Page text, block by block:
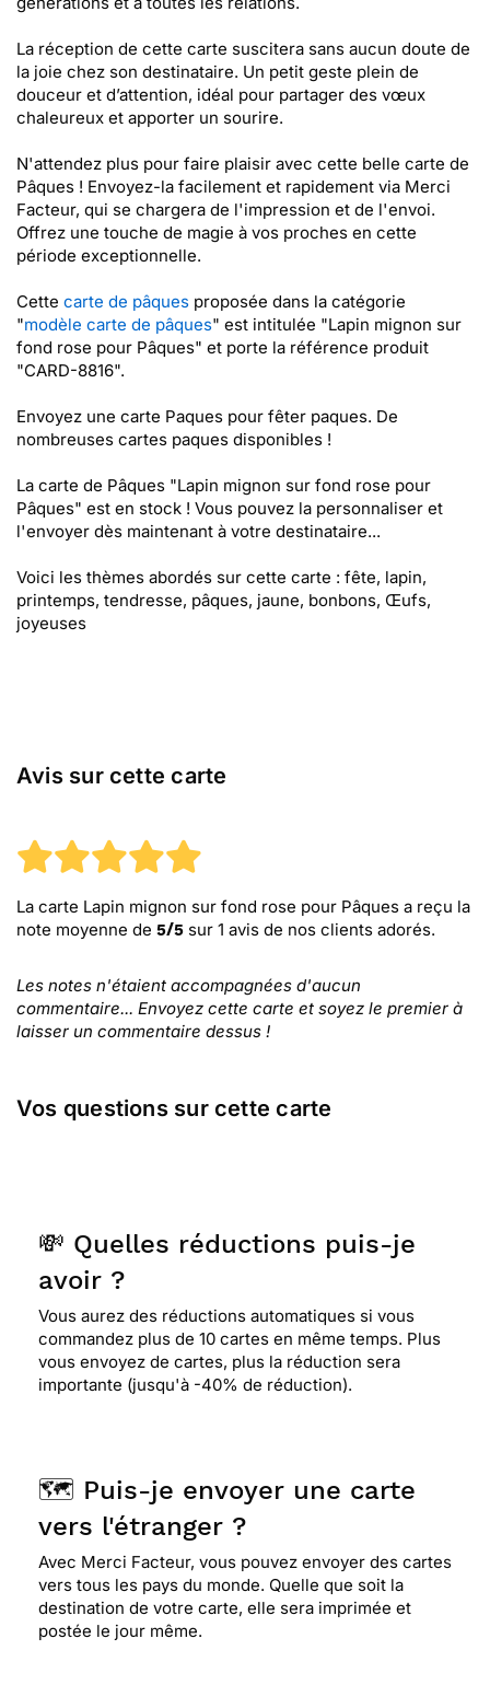
La réception de cette carte suscitera sans aucun doute de
la joie chez son destinataire. Un petit geste plein de
douceur et d’attention, idéal pour partager des vœux
chaleureux et apporter un sourire.
N'attendez plus pour faire plaisir avec cette belle carte de
Pâques ! Envoyez-la facilement et rapidement via Merci
Facteur, qui se chargera de l'impression et de l'envoi.
Offrez une touche de magie à vos proches en cette
période exceptionnelle.
Cette carte de pâques proposée dans la catégorie
"modèle carte de pâques" est intitulée "Lapin mignon sur
fond rose pour Pâques" et porte la référence produit
"CARD-8816".
Envoyez une carte Paques pour fêter paques. De
nombreuses cartes paques disponibles !
La carte de Pâques "Lapin mignon sur fond rose pour
Pâques" est en stock ! Vous pouvez la personnaliser et
l'envoyer dès maintenant à votre destinataire...
Voici les thèmes abordés sur cette carte : fête, lapin,
printemps, tendresse, pâques, jaune, bonbons, Œufs,
joyeuses
Avis sur cette carte
La carte Lapin mignon sur fond rose pour Pâques a reçu la
note moyenne de 5/5 sur 1 avis de nos clients adorés.
Les notes n'étaient accompagnées d'aucun
commentaire... Envoyez cette carte et soyez le premier à
laisser un commentaire dessus !
Vos questions sur cette carte
💸 Quelles réductions puis-je
avoir ?
Vous aurez des réductions automatiques si vous
commandez plus de 10 cartes en même temps. Plus
vous envoyez de cartes, plus la réduction sera
importante (jusqu'à -40% de réduction).
🗺️ Puis-je envoyer une carte
vers l'étranger ?
Avec Merci Facteur, vous pouvez envoyer des cartes
vers tous les pays du monde. Quelle que soit la
destination de votre carte, elle sera imprimée et
postée le jour même.